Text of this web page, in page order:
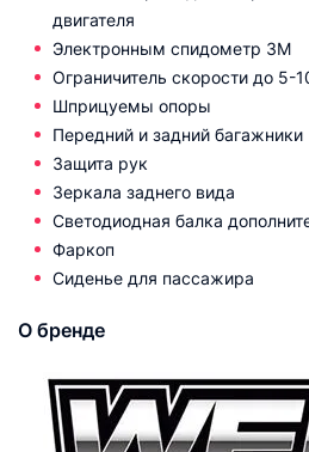
двигателя
Электронным спидометр 3М
Ограничитель скорости до 5-
Шприцуемы опоры
Передний и задний багажники
Защита рук
Зеркала заднего вида
Светодиодная балка
Фаркоп
Сиденье для пассажира
О бренде